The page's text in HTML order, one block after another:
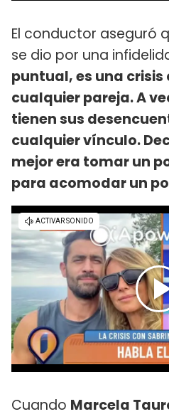
El conductor aseguró
se dio por una
puntual, es una crisis
cualquier pareja. A
tienen sus
cualquier vínculo.
mejor era tomar un
para acomodar un
Cuando Marcela